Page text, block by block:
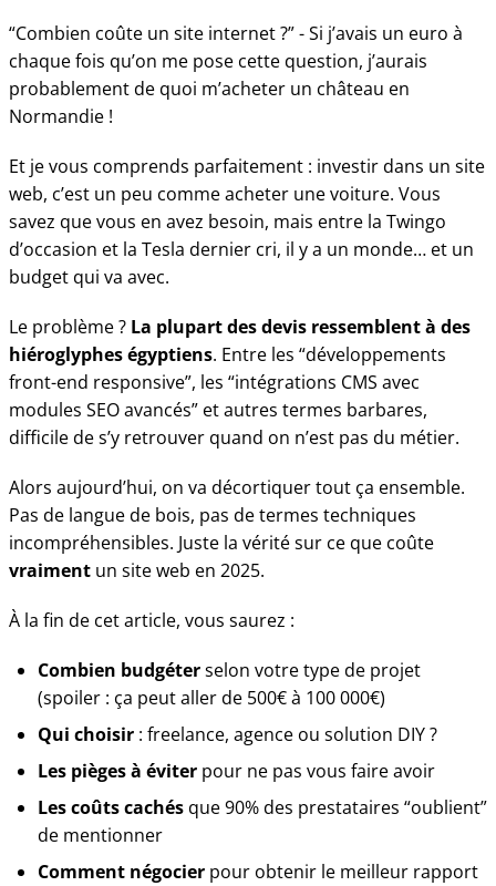
“Combien coûte un site internet ?” - Si j’avais un euro à
chaque fois qu’on me pose cette question, j’aurais
probablement de quoi m’acheter un château en
Normandie !
Et je vous comprends parfaitement : investir dans un site
web, c’est un peu comme acheter une voiture. Vous
savez que vous en avez besoin, mais entre la Twingo
d’occasion et la Tesla dernier cri, il y a un monde… et un
budget qui va avec.
Le problème ? La plupart des devis ressemblent à des
hiéroglyphes égyptiens. Entre les “développements
front-end responsive”, les “intégrations CMS avec
modules SEO avancés” et autres termes barbares,
difficile de s’y retrouver quand on n’est pas du métier.
Alors aujourd’hui, on va décortiquer tout ça ensemble.
Pas de langue de bois, pas de termes techniques
incompréhensibles. Juste la vérité sur ce que coûte
vraiment un site web en 2025.
À la fin de cet article, vous saurez :
Combien budgéterselon votre type de projet
(spoiler : ça peut aller de 500€ à 100 000€)
Qui choisir : freelance, agence ou solution DIY ?
Les pièges à éviter pour ne pas vous faire avoir
Les coûts cachés que 90% des prestataires “oublient”
de mentionner
Comment négocier pour obtenir le meilleur rapport